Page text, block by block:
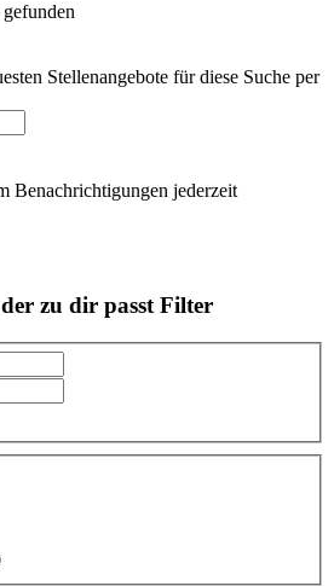
Stellenangebote für diese Suche per
Benachrichtigungen jederzeit
zu dir passt Filter